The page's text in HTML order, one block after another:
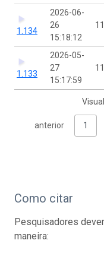
1.134
2026-06-
26
15:18:12
1.133
2026-05-
27
15:17:59
anterior 1
Como citar
Pesquisadores
maneira: